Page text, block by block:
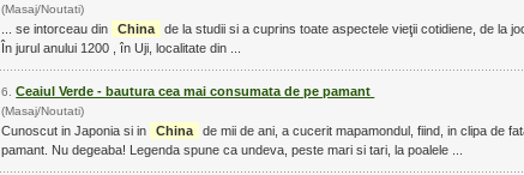
(Masaj/Noutati)
... se intorceau din China
de la studii si a cuprins toate aspectele vieţii cotidiene, de la
În jurul anului 1200 , în Uji, localitate din ...
6.Ceaiul Verde - bautura cea mai consumata de pe pamant
(Masaj/Noutati)
Cunoscut in Japonia si in China
de mii de ani, a cucerit mapamondul, fiind, in clipa de
pamant. Nu degeaba! Legenda spune ca undeva, peste mari si tari, la poalele ...